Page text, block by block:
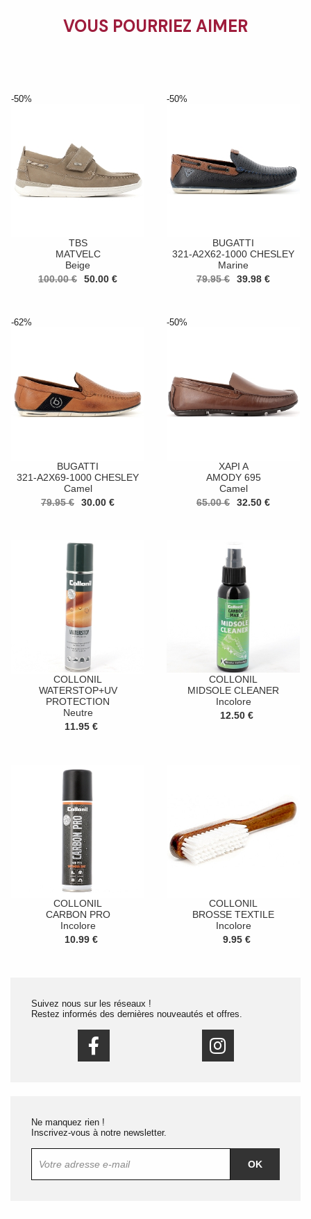
VOUS POURRIEZ AIMER
-50%
TBS
MATVELC
Beige
100.00 €
50.00 €
-50%
BUGATTI
321-A2X62-1000 CHESLEY
Marine
79.95 €
39.98 €
-62%
BUGATTI
321-A2X69-1000 CHESLEY
Camel
79.95 €
30.00 €
-50%
XAPI A
AMODY 695
Camel
65.00 €
32.50 €
COLLONIL
WATERSTOP+UV
PROTECTION
Neutre
11.95 €
COLLONIL
MIDSOLE CLEANER
Incolore
12.50 €
COLLONIL
CARBON PRO
Incolore
10.99 €
COLLONIL
BROSSE TEXTILE
Incolore
9.95 €
Suivez nous sur les réseaux !
Restez informés des dernières nouveautés et offres.
Ne manquez rien !
Inscrivez-vous à notre newsletter.
OK